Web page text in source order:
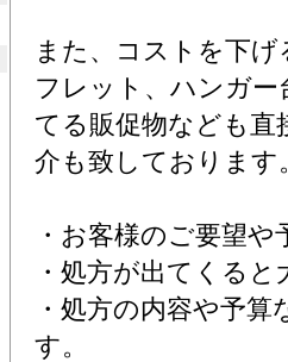
また、コストを下
フレット、ハンガ
てる販促物なども直
介も致しております
・お客様のご要望
・処方が出てくる
・処方の内容や予
す。